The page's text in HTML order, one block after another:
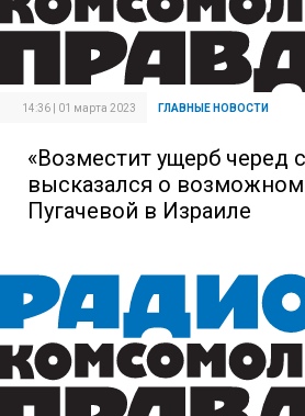
14:36 | 01 марта 2023 ГЛАВНЫЕ НОВОСТИ
«Возместит ущерб черед
высказался о возможном
Пугачевой в Израиле